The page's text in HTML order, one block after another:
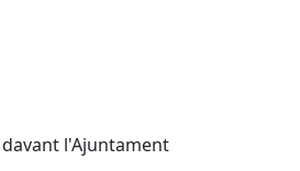
davant l'Ajuntament